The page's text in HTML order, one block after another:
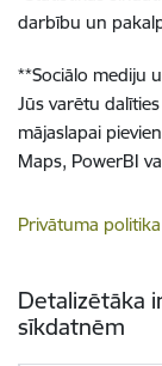
darbību un
**Sociālo mediju
Jūs varētu
mājaslapai
Maps, PowerBI
Privātuma politika
Detalizētāka
sīkdatnēm